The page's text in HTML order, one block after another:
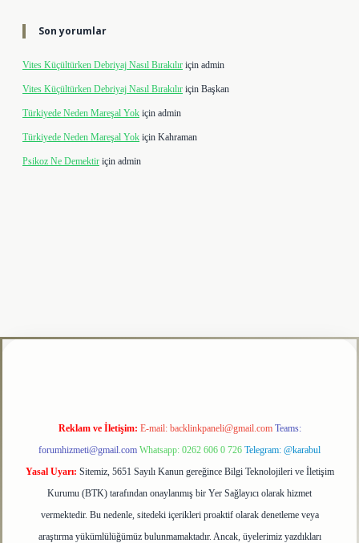
Son yorumlar
Vites Küçültürken Debriyaj Nasıl Bırakılır için admin
Vites Küçültürken Debriyaj Nasıl Bırakılır için Başkan
Türkiyede Neden Mareşal Yok için admin
Türkiyede Neden Mareşal Yok için Kahraman
Psikoz Ne Demektir için admin
Reklam ve İletişim: E-mail: backlinkpaneli@gmail.com Teams:
forumhizmeti@gmail.com Whatsapp: 0262 606 0 726 Telegram: @karabul
Yasal Uyarı: Sitemiz, 5651 Sayılı Kanun gereğince Bilgi Teknolojileri ve İletişim
Kurumu (BTK) tarafından onaylanmış bir Yer Sağlayıcı olarak hizmet
vermektedir. Bu nedenle, sitedeki içerikleri proaktif olarak denetleme veya
araştırma yükümlülüğümüz bulunmamaktadır. Ancak, üyelerimiz yazdıkları